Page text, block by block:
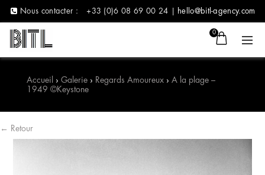
Nous contacter : +33 (0)6 08 69 00 24 | hello@bitl-agency.com
0
Accueil › Galerie› Regards Amoureux› A la plage –
1949 ©Keystone
← Retour